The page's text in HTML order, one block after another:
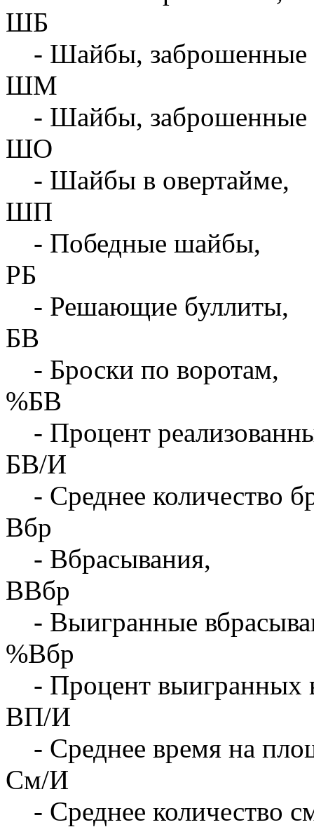
ШБ
- Шайбы, заброшенные
ШМ
- Шайбы, заброшенные
ШО
- Шайбы в овертайме,
ШП
- Победные шайбы,
РБ
- Решающие буллиты,
БВ
- Броски по воротам,
%БВ
- Процент
БВ/И
- Среднее количество
Вбр
- Вбрасывания,
ВВбр
- Выигранные
%Вбр
- Процент выигранных
ВП/И
- Среднее время на
См/И
- Среднее количество